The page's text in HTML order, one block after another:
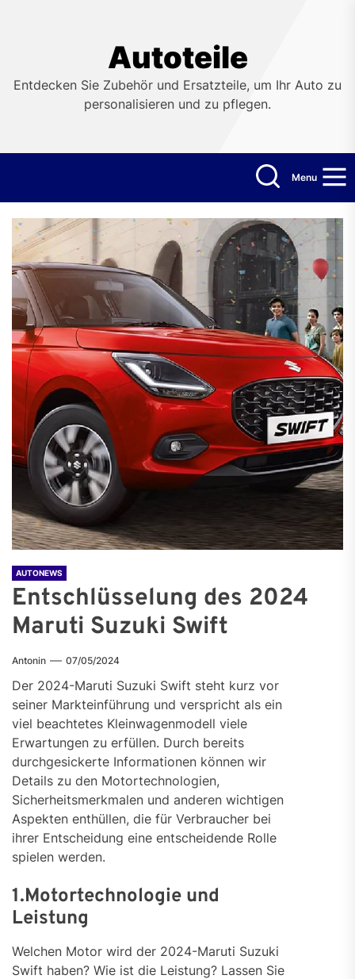
Autoteile
Entdecken Sie Zubehör und Ersatzteile, um Ihr Auto zu
personalisieren und zu pflegen.
Menu
AUTONEWS
Entschlüsselung des 2024
Maruti Suzuki Swift
Antonin 07/05/2024
Der 2024-Maruti Suzuki Swift steht kurz vor
seiner Markteinführung und verspricht als ein
viel beachtetes Kleinwagenmodell viele
Erwartungen zu erfüllen. Durch bereits
durchgesickerte Informationen können wir
Details zu den Motortechnologien,
Sicherheitsmerkmalen und anderen wichtigen
Aspekten enthüllen, die für Verbraucher bei
ihrer Entscheidung eine entscheidende Rolle
spielen werden.
1.Motortechnologie und
Leistung
Welchen Motor wird der 2024-Maruti Suzuki
Swift haben? Wie ist die Leistung? Lassen Sie